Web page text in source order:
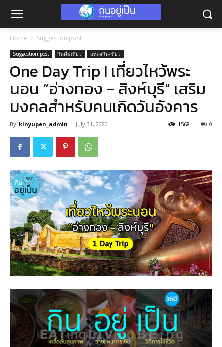
Home Suggestion post
Suggestion post กินดื่มเที่ยว แหล่งกิน-เที่ยว
One Day Trip I เที่ยวไหว้พระ
นอน “อ่างทอง – สิงห์บุรี” เสริม
มงคลสำหรับคนเกิดวันอังคาร
By kinyupen_admin - July 31, 2020 0
1568